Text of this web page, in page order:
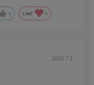
0 Like! 0
2025.7.1